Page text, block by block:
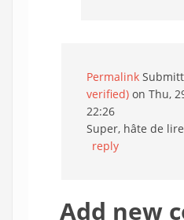
Permalink
verified) on Thu,
22:26
Super, hâte de
reply
Add new